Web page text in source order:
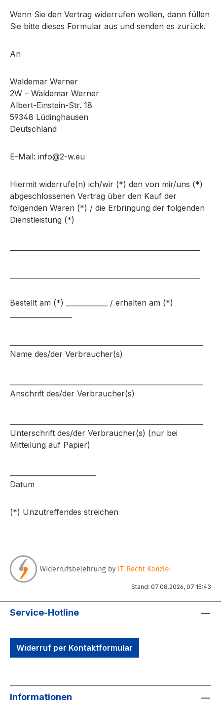
Wenn Sie den Vertrag widerrufen wollen, dann füllen
Sie bitte dieses Formular aus und senden es zurück.
An
Waldemar Werner
2W – Waldemar Werner
Albert-Einstein-Str. 18
59348 Lüdinghausen
Deutschland
E-Mail: info@2-w.eu
Hiermit widerrufe(n) ich/wir (*) den von mir/uns (*)
abgeschlossenen Vertrag über den Kauf der
folgenden Waren (*) / die Erbringung der folgenden
Dienstleistung (*)
Bestellt am (*) ____________ / erhalten am (*)
Name des/der Verbraucher(s)
Anschrift des/der Verbraucher(s)
Unterschrift des/der Verbraucher(s) (nur bei
Mitteilung auf Papier)
Datum
(*) Unzutreffendes streichen
Stand: 07.08.2026, 07:15:43
Service-Hotline
Widerruf per Kontaktformular
Informationen